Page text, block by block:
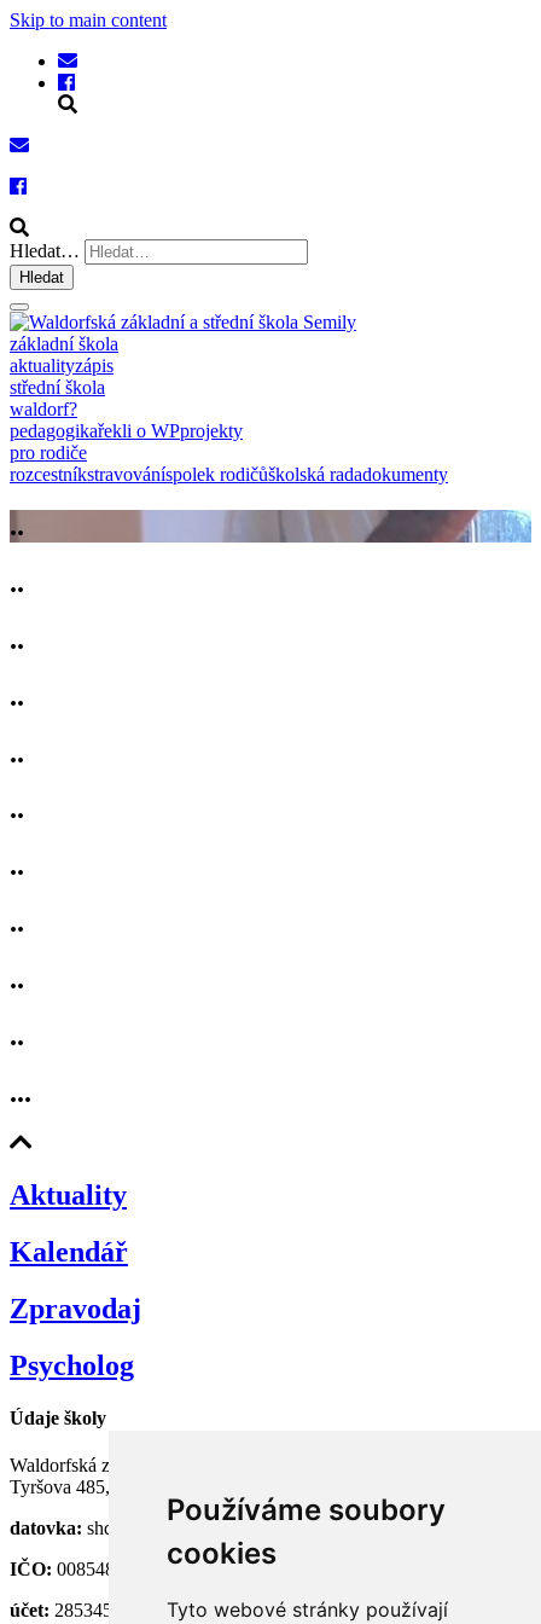
Používáme soubory
cookies
Tyto webové stránky používají
Skip to main content
Hledat…
Hledat
základní škola
aktualityzápis
střední škola
waldorf?
pedagogikařekli o WPprojekty
pro rodiče
rozcestníkstravováníspolek rodičůškolská radadokumenty
..
..
..
..
..
..
..
..
..
..
...
Aktuality
Kalendář
Zpravodaj
Psycholog
Údaje školy
Waldorfská základní a střední škola Semily, p. o.
Tyršova 485, 513 01 Semily
datovka: shdknnh
IČO: 00854824
účet: 28534581/0100